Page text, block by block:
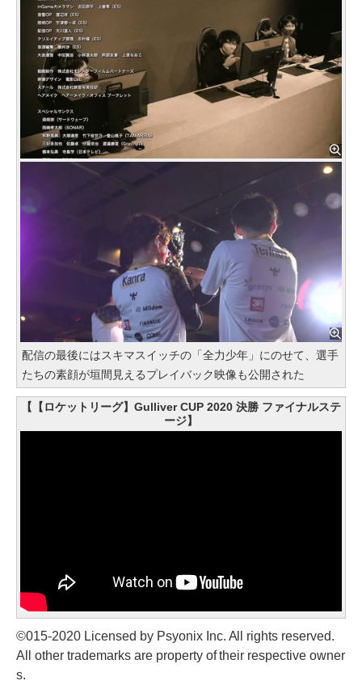
配信の最後にはスキマスイッチの「全力少年」にのせて、選手
たちの素顔が垣間見えるプレイバック映像も公開された
【【ロケットリーグ】Gulliver CUP 2020 決勝 ファイナルステ
ージ】
©015-2020 Licensed by Psyonix Inc. All rights reserved.
All other trademarks are property of their respective owner
s.